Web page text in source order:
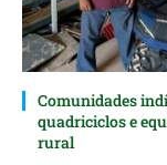
Comunidades
quadriciclos e
rural